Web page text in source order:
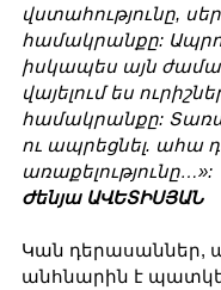
վստահությունը,
համակրանքը:
իսկապես այն
վայելում ես
համակրանքը:
ու ապրեցնել. ահա
առաքելությունը…»:
Ժենյա ԱՎԵՏԻՍՅԱՆ
Կան դերասաններ,
անհնարին է